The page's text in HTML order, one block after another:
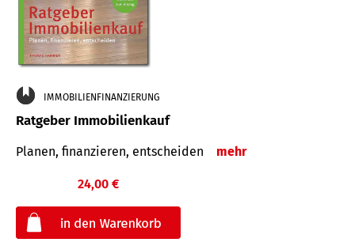
IMMOBILIENFINANZIERUNG
Ratgeber Immobilienkauf
Planen, finanzieren, entscheiden mehr
24,00 €